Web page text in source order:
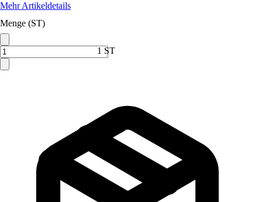
Mehr Artikeldetails
Menge (ST)
1 ST